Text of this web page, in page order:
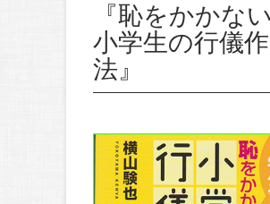
『恥をかかない
小学生の行儀作
法』